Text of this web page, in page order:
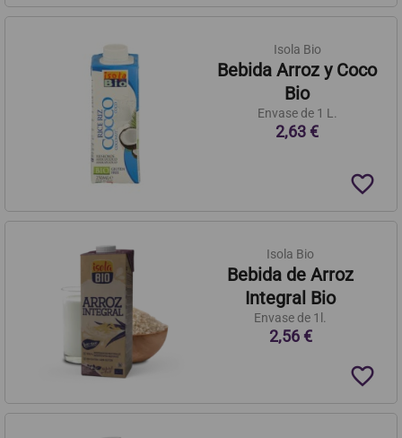
Isola Bio
Bebida Arroz y Coco
Bio
Envase de 1 L.
2,63 €
favorite_border
Isola Bio
Bebida de Arroz
Integral Bio
Envase de 1l.
2,56 €
favorite_border